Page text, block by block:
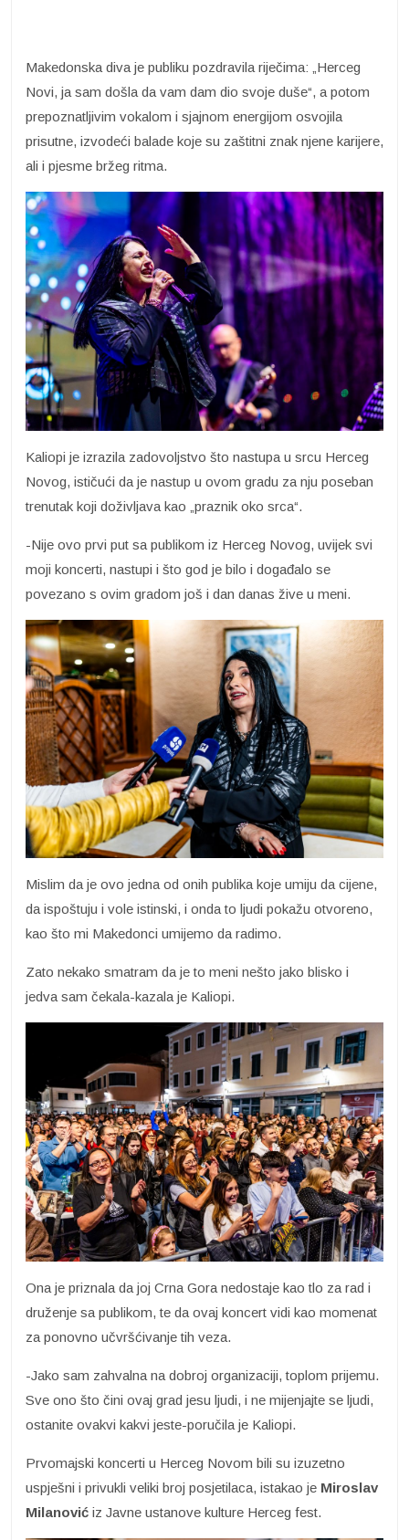
Makedonska diva je publiku pozdravila riječima: „Herceg
Novi, ja sam došla da vam dam dio svoje duše“, a potom
prepoznatljivim vokalom i sjajnom energijom osvojila
prisutne, izvodeći balade koje su zaštitni znak njene karijere,
ali i pjesme bržeg ritma.
Kaliopi je izrazila zadovoljstvo što nastupa u srcu Herceg
Novog, ističući da je nastup u ovom gradu za nju poseban
trenutak koji doživljava kao „praznik oko srca“.
-Nije ovo prvi put sa publikom iz Herceg Novog, uvijek svi
moji koncerti, nastupi i što god je bilo i događalo se
povezano s ovim gradom još i dan danas žive u meni.
Mislim da je ovo jedna od onih publika koje umiju da cijene,
da ispoštuju i vole istinski, i onda to ljudi pokažu otvoreno,
kao što mi Makedonci umijemo da radimo.
Zato nekako smatram da je to meni nešto jako blisko i
jedva sam čekala-kazala je Kaliopi.
Ona je priznala da joj Crna Gora nedostaje kao tlo za rad i
druženje sa publikom, te da ovaj koncert vidi kao momenat
za ponovno učvršćivanje tih veza.
-Jako sam zahvalna na dobroj organizaciji, toplom prijemu.
Sve ono što čini ovaj grad jesu ljudi, i ne mijenjajte se ljudi,
ostanite ovakvi kakvi jeste-poručila je Kaliopi.
Prvomajski koncerti u Herceg Novom bili su izuzetno
uspješni i privukli veliki broj posjetilaca, istakao je Miroslav
Milanović iz Javne ustanove kulture Herceg fest.